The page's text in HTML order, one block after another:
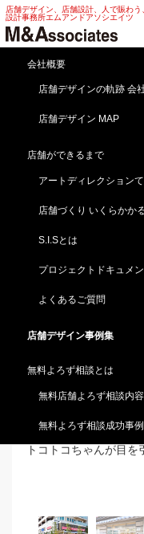
店舗デザイン、店舗設計、人で賑わ
設計事務所エムアンドアソシエイツ
会社概要
店舗デザインの軌跡 会
店舗デザイン MAP
店舗ができるまで
アートディレクション
店舗づくり いくらかか
S.I.Sとは
プロジェクトドキュメ
よくあるご質問
店舗デザイン事例集
無料よろず相談とは
無料店舗よろず相談内
無料よろず相談成功事例
保育施設 店舗
稚園 保育施
HOME 店舗デザイン事例
【府中保育園西府
西府（新規開業）
トコトコちゃんが目